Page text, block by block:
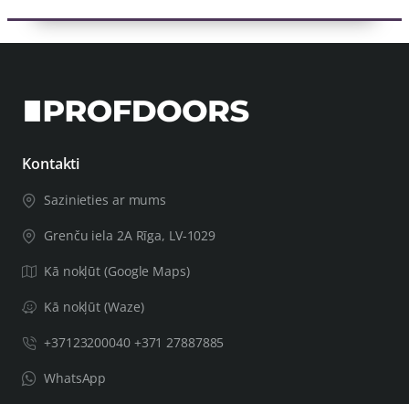
Komplektā ietilpst:
– divi adapteri ar 5 mm biezām apdares rozetēm;
– 1 sešstūra skrūve un 3 mm sešstūra atslēga;
Ja Jūsu durvju vērtne būs biezāka par 44mm, Jums būs
svarīgu saistīto informāciju atstājiet pasūtījuma piezīmēs,
tai skaitā durvju vērtnes biezumu. Pēc Jūsu sniegtās
nokomplektēt preci vajadzīgā biezuma durvīm.
Kontakti
Sazinieties ar mums
Grenču iela 2A Rīga, LV-1029
Kā nokļūt (Google Maps)
Kā nokļūt (Waze)
+37123200040 +371 27887885
WhatsApp